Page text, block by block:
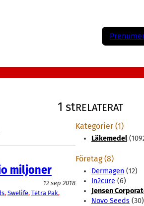
1 st
miljoner
12 sep 2018
, Swelife, Tetra Pak
RELATERAT
Kategorier (1)
Läkemedel
Företag (8)
Dermagen (12)
In2cure (6)
Jensen
Novo Seeds (30)